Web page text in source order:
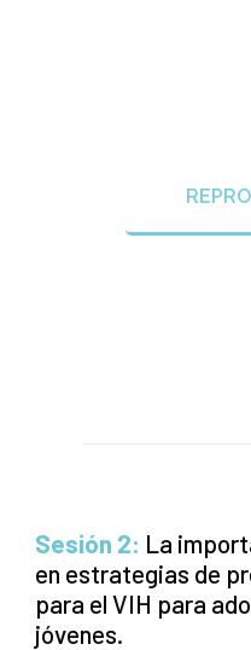
Sesión 2: La
en estrategias de
para el VIH para
jóvenes.